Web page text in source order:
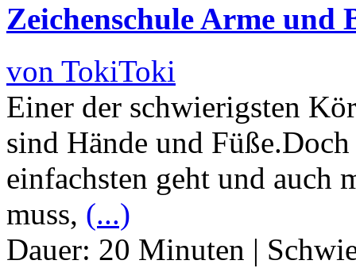
Zeichenschule Arme und
von TokiToki
Einer der schwierigsten
sind Hände und
einfachsten geht und auch
muss, (...)
Dauer: 20 Minuten |